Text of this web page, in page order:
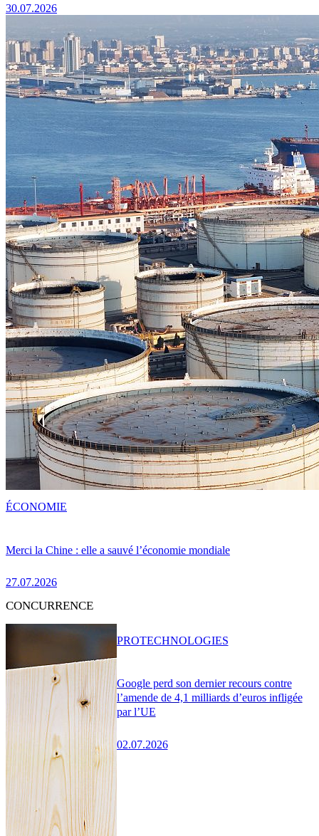
30.07.2026
Merci la Chine : elle a sauvé l’économie mondiale
27.07.2026
ÉCONOMIE
CONCURRENCE
Google perd son dernier recours contre
l’amende de 4,1 milliards d’euros infligée
par l’UE
02.07.2026
PROTECHNOLOGIES